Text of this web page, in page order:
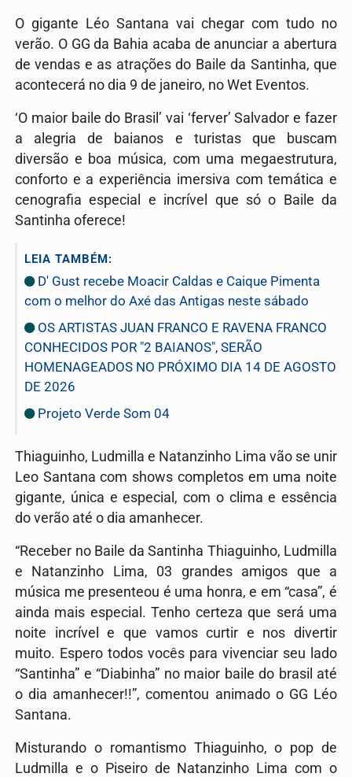
O gigante Léo Santana vai chegar com tudo no
verão. O GG da Bahia acaba de anunciar a abertura
de vendas e as atrações do Baile da Santinha, que
acontecerá no dia 9 de janeiro, no Wet Eventos.
‘O maior baile do Brasil’ vai ‘ferver’ Salvador e fazer
a alegria de baianos e turistas que buscam
diversão e boa música, com uma megaestrutura,
conforto e a experiência imersiva com temática e
cenografia especial e incrível que só o Baile da
Santinha oferece!
LEIA TAMBÉM:
D' Gust recebe Moacir Caldas e Caique Pimenta
com o melhor do Axé das Antigas neste sábado
OS ARTISTAS JUAN FRANCO E RAVENA FRANCO
CONHECIDOS POR "2 BAIANOS", SERÃO
HOMENAGEADOS NO PRÓXIMO DIA 14 DE AGOSTO
DE 2026
Projeto Verde Som 04
Thiaguinho, Ludmilla e Natanzinho Lima vão se unir
Leo Santana com shows completos em uma noite
gigante, única e especial, com o clima e essência
do verão até o dia amanhecer.
“Receber no Baile da Santinha Thiaguinho, Ludmilla
e Natanzinho Lima, 03 grandes amigos que a
música me presenteou é uma honra, e em “casa”, é
ainda mais especial. Tenho certeza que será uma
noite incrível e que vamos curtir e nos divertir
muito. Espero todos vocês para vivenciar seu lado
“Santinha” e “Diabinha” no maior baile do brasil até
o dia amanhecer!!”, comentou animado o GG Léo
Santana.
Misturando o romantismo Thiaguinho, o pop de
Ludmilla e o Piseiro de Natanzinho Lima com o